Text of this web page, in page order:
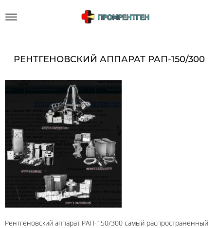
РЕНТГЕНОВСКИЙ АППАРАТ РАП-150/300
Рентгеновский аппарат РАП-150/300 самый распространённый